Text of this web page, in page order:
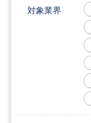
対象業界